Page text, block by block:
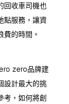
回收車司機也
點服務，讓資
費的時間。
zero品牌建
設計最大的挑
考，如何將創